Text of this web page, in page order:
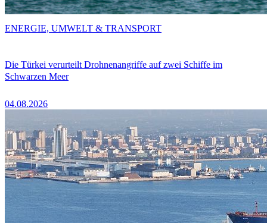
Die Türkei verurteilt Drohnenangriffe auf zwei Schiffe im
Schwarzen Meer
04.08.2026
ENERGIE, UMWELT & TRANSPORT